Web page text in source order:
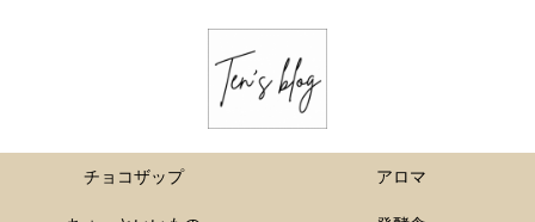
チョコザップ アロマ